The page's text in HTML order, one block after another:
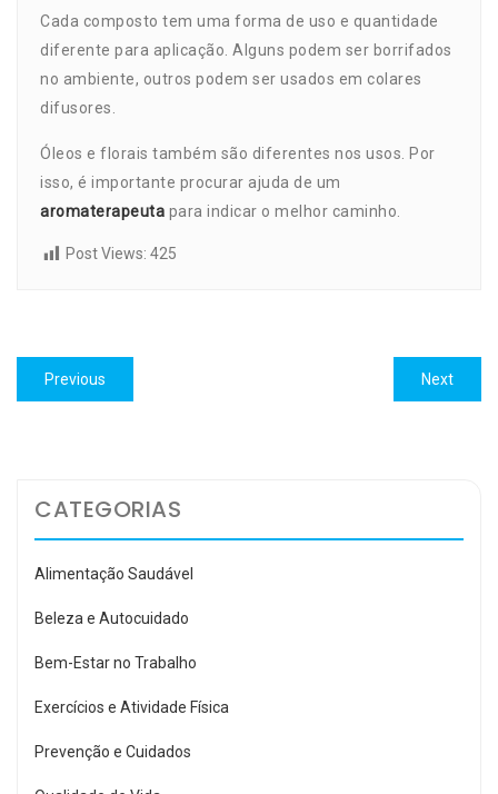
Cada composto tem uma forma de uso e quantidade
diferente para aplicação. Alguns podem ser borrifados
no ambiente, outros podem ser usados em colares
difusores.
Óleos e florais também são diferentes nos usos. Por
isso, é importante procurar ajuda de um
aromaterapeuta para indicar o melhor caminho.
Post Views: 425
Navegação
de
Previous
post:
NextNext
post:
CATEGORIAS
Alimentação Saudável
Beleza e Autocuidado
Bem-Estar no Trabalho
Exercícios e Atividade Física
Prevenção e Cuidados